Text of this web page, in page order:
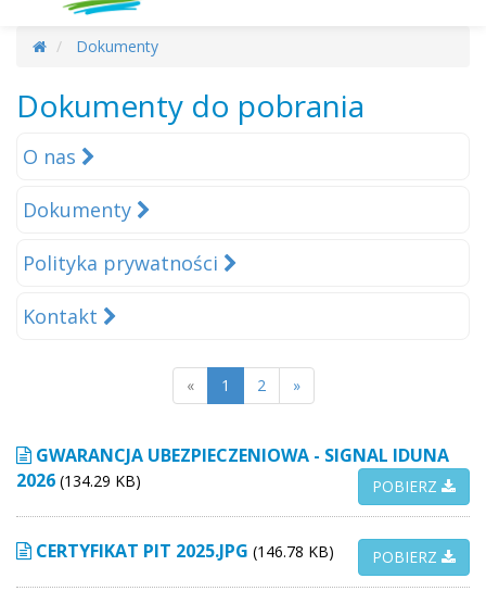
Dokumenty
Dokumenty do pobrania
O nas
Dokumenty
Polityka prywatności
Kontakt
« 1 2 »
GWARANCJA UBEZPIECZENIOWA - SIGNAL IDUNA
2026 (134.29 KB) POBIERZ
CERTYFIKAT PIT 2025.JPG (146.78 KB) POBIERZ